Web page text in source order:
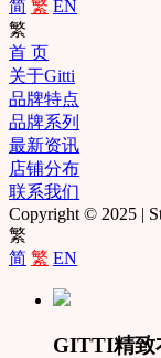
简 繁 EN
繁
首 页
关于Gitti
品牌特点
品牌系列
最新资讯
店铺分布
联系我们
Copyright © 2025 |
繁
简 繁 EN
GITTI精致